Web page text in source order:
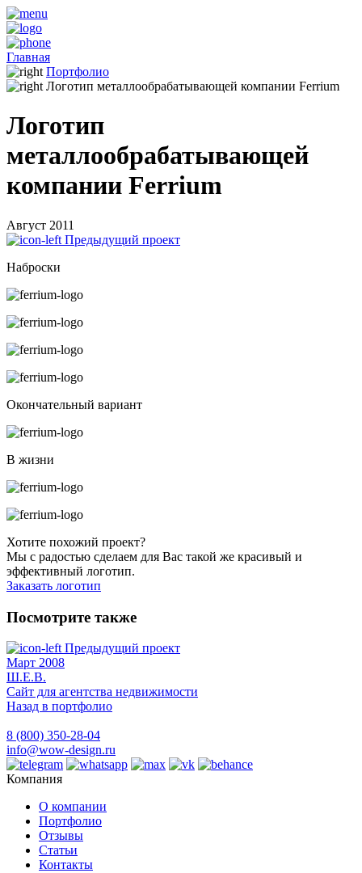
Главная
Портфолио
Логотип металлообрабатывающей компании Ferrium
Логотип
металлообрабатывающей
компании Ferrium
Август 2011
Предыдущий проект
Наброски
Окончательный вариант
В жизни
Хотите похожий проект?
Мы с радостью сделаем для Вас такой же красивый и
эффективный логотип.
Заказать логотип
Посмотрите также
Предыдущий проект
Март 2008
Ш.Е.В.
Сайт для агентства недвижимости
Назад в портфолио
8 (800) 350-28-04
info@wow-design.ru
Компания
О компании
Портфолио
Отзывы
Статьи
Контакты